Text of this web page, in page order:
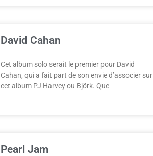
David Cahan
Cet album solo serait le premier pour David
Cahan, qui a fait part de son envie d’associer sur
cet album PJ Harvey ou Björk. Que
Pearl Jam